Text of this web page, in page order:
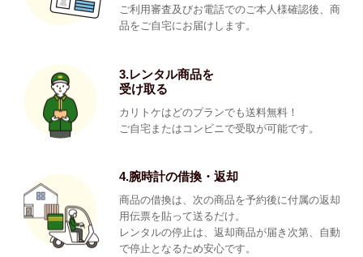
ご利用審査及びお電話でのご本人様確認後、商
品をご自宅にお届けします。
3.レンタル商品を
受け取る
カリトケはどのプランでも送料無料！
ご自宅またはコンビニで受取が可能です。
4.腕時計の借換・返却
商品の借換は、次の商品を予約後に付属の返却
用伝票を貼って送るだけ。
レンタルの停止は、返却商品が届き次第、自動
で停止となるため安心です。